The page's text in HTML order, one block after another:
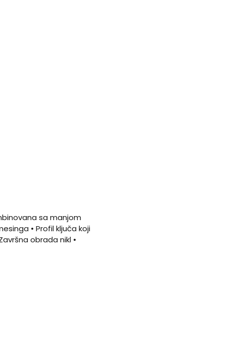
sa manjom
• Profil ključa koji
obrada nikl •